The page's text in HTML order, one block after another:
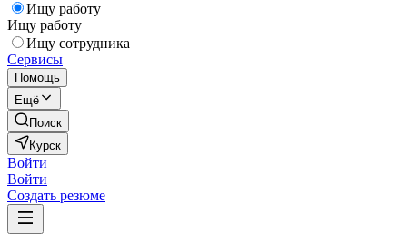
Ищу работу
Ищу работу
Ищу сотрудника
Сервисы
Помощь
Ещё
Поиск
Курск
Войти
Войти
Создать резюме